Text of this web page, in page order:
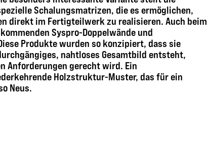
Schalungsmatrizen, die es ermöglichen,
direkt im Fertigteilwerk zu realisieren. Auch beim
Syspro-Doppelwände und
Produkte wurden so konzipiert, dass sie
nahtloses Gesamtbild entsteht,
Anforderungen gerecht wird. Ein
Holzstruktur-Muster, das für ein
Neus.